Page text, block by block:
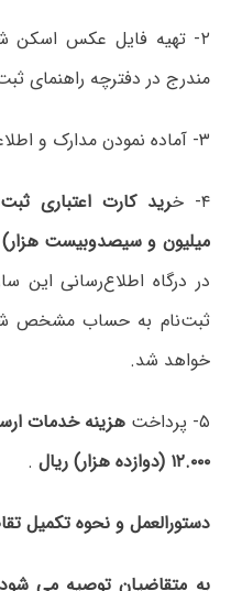
۲- تهیه فایل عکس اسکن
مندرج در دفترچه راهنمای
۳- آماده نمودن مدارک و اطلاعات مورد نیاز برای ثبت‌نام.
۴- خ
میلیون و سیصدوبیست هزار)
در درگاه اطلاع‌رسانی این
ثبت‌نام به حساب مشخص شده
خواهد شد.
۵- پرداخت هزینه خدمات
۱۲.۰۰۰ (دوازده هزار) ریال
.
دستورالعمل و نحوه تکمیل
به متقاضیان توصیه می شود